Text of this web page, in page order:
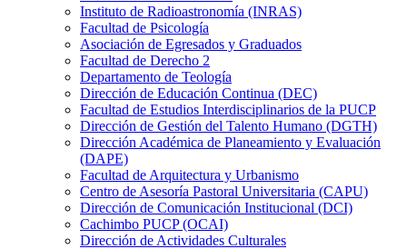
Instituto de Radioastronomía (INRAS)
Facultad de Psicología
Asociación de Egresados y Graduados
Facultad de Derecho 2
Departamento de Teología
Dirección de Educación Continua (DEC)
Facultad de Estudios Interdisciplinarios de la PUCP
Dirección de Gestión del Talento Humano (DGTH)
Dirección Académica de Planeamiento y Evaluación
(DAPE)
Facultad de Arquitectura y Urbanismo
Centro de Asesoría Pastoral Universitaria (CAPU)
Dirección de Comunicación Institucional (DCI)
Cachimbo PUCP (OCAI)
Dirección de Actividades Culturales